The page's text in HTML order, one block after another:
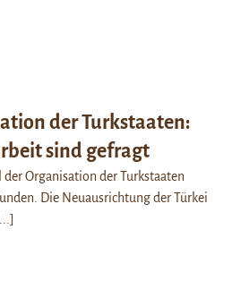
der Turkstaaten:
sind gefragt
Organisation der Turkstaaten
Die Neuausrichtung der Türkei